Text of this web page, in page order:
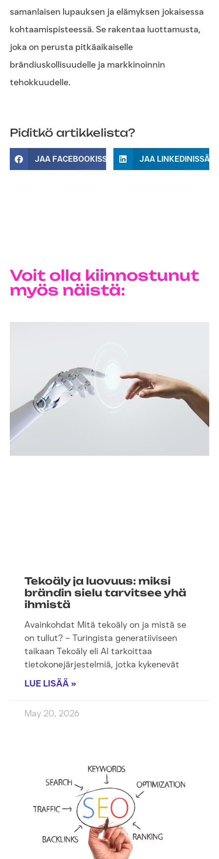
samanlaisen lupauksen ja elämyksen jokaisessa
kohtaamispisteessä. Se rakentaa luottamusta,
joka on perusta pitkäaikaiselle
brändiuskollisuudelle ja markkinoinnin
tehokkuudelle.
Piditkö artikkelista?
JAA FACEBOOKISSA JAA LINKEDINISSÄ
Voit olla kiinnostunut
myös näistä:
Tekoäly ja luovuus: miksi
brändin sielu tarvitsee yhä
ihmistä
Avainkohdat Mitä tekoäly on ja mistä se
on tullut? – Turingista generatiiviseen
taikaan Tekoäly eli AI tarkoittaa
tietokonejärjestelmiä, jotka kykenevät
LUE LISÄÄ »
May 20, 2026